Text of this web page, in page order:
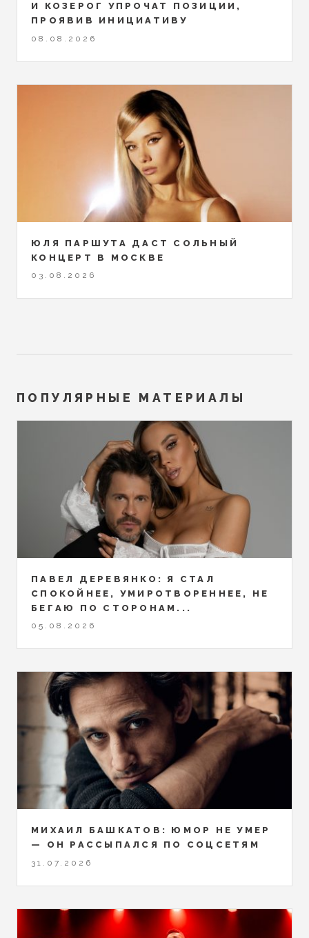
И КОЗЕРОГ УПРОЧАТ ПОЗИЦИИ,
ПРОЯВИВ ИНИЦИАТИВУ
08.08.2026
ЮЛЯ ПАРШУТА ДАСТ СОЛЬНЫЙ
КОНЦЕРТ В МОСКВЕ
03.08.2026
ПОПУЛЯРНЫЕ МАТЕРИАЛЫ
ПАВЕЛ ДЕРЕВЯНКО: Я СТАЛ
СПОКОЙНЕЕ, УМИРОТВОРЕННЕЕ, НЕ
БЕГАЮ ПО СТОРОНАМ...
05.08.2026
МИХАИЛ БАШКАТОВ: ЮМОР НЕ УМЕР
— ОН РАССЫПАЛСЯ ПО СОЦСЕТЯМ
31.07.2026